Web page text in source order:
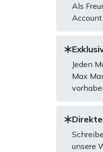
Als
Jeden
Max
unsere